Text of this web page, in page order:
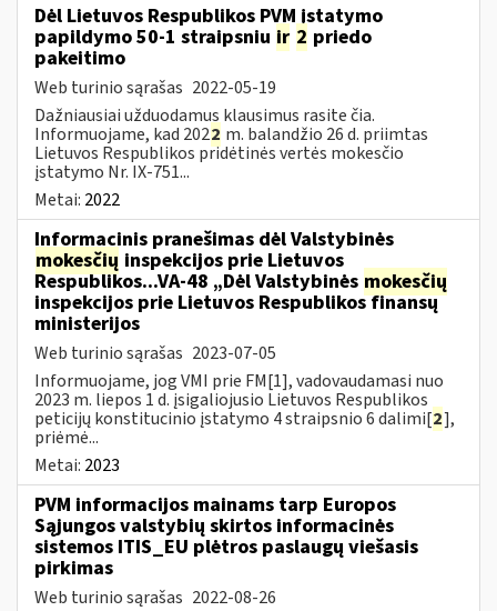
Dėl Lietuvos Respublikos PVM įstatymo
papildymo 50-1 straipsniu ir 2 priedo
pakeitimo
Web turinio sąrašas 2022-05-19
Dažniausiai užduodamus klausimus rasite čia.
Informuojame, kad 2022 m. balandžio 26 d. priimtas
Lietuvos Respublikos pridėtinės vertės mokesčio
įstatymo Nr. IX-751...
Metai: 2022
Informacinis pranešimas dėl Valstybinės
mokesčių inspekcijos prie Lietuvos
Respublikos...VA-48 „Dėl Valstybinės mokesčių
inspekcijos prie Lietuvos Respublikos finansų
ministerijos
Web turinio sąrašas 2023-07-05
Informuojame, jog VMI prie FM[1], vadovaudamasi nuo
2023 m. liepos 1 d. įsigaliojusio Lietuvos Respublikos
peticijų konstitucinio įstatymo 4 straipsnio 6 dalimi[2],
priėmė...
Metai: 2023
PVM informacijos mainams tarp Europos
Sąjungos valstybių skirtos informacinės
sistemos ITIS_EU plėtros paslaugų viešasis
pirkimas
Web turinio sąrašas 2022-08-26